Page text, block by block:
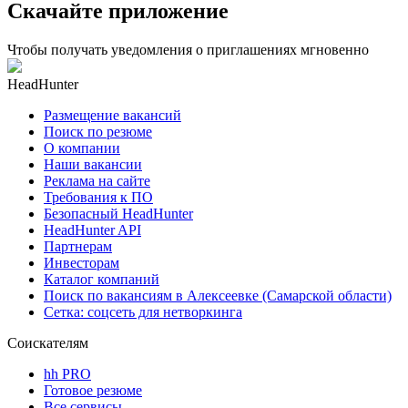
Скачайте приложение
Чтобы получать уведомления о приглашениях мгновенно
HeadHunter
Размещение вакансий
Поиск по резюме
О компании
Наши вакансии
Реклама на сайте
Требования к ПО
Безопасный HeadHunter
HeadHunter API
Партнерам
Инвесторам
Каталог компаний
Поиск по вакансиям в Алексеевке (Самарской области)
Сетка: соцсеть для нетворкинга
Соискателям
hh PRO
Готовое резюме